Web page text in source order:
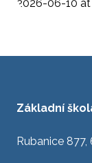
Základní
Rubanice